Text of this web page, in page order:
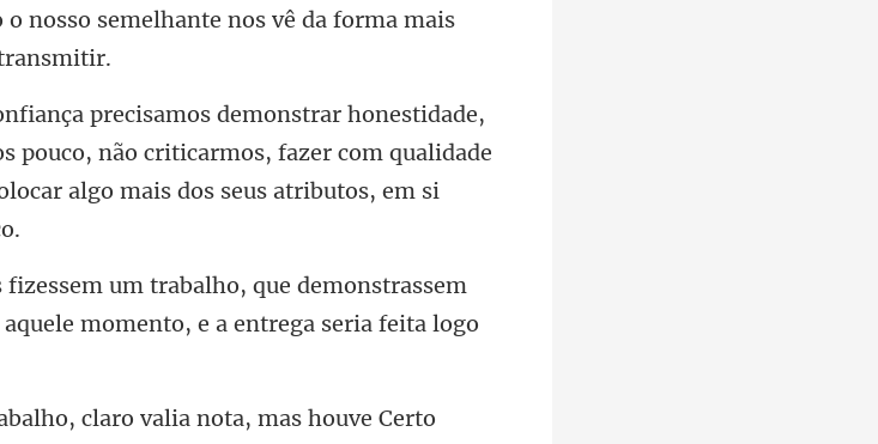
so semelhante nos vê da forma mais
pouco, não criticarmos, fazer com qualidade
demonstrassem
mome